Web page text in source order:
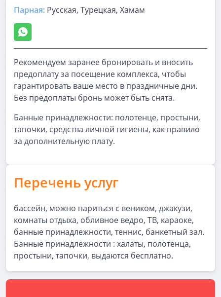
Парная: Русская, Турецкая, Хамам
Рекомендуем заранее бронировать и вносить
предоплату за посещение комплекса, чтобы
гарантировать ваше место в праздничные дни.
Без предоплаты бронь может быть снята.
Банные принадлежности: полотенце, простыни,
тапочки, средства личной гигиены, как правило
за дополнительную плату.
Перечень услуг
бассейн, можно париться с веником, джакузи,
комнаты отдыха, обливное ведро, ТВ, караоке,
банные принадлежности, теннис, банкетный зал.
Банные принадлежности : халаты, полотенца,
простыни, тапочки, выдаются бесплатно.